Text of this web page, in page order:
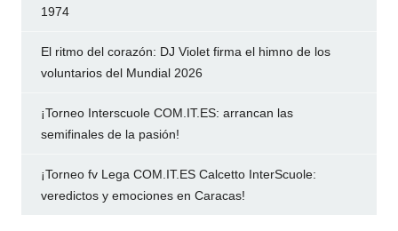
1974
El ritmo del corazón: DJ Violet firma el himno de los
voluntarios del Mundial 2026
¡Torneo Interscuole COM.IT.ES: arrancan las
semifinales de la pasión!
¡Torneo fv Lega COM.IT.ES Calcetto InterScuole:
veredictos y emociones en Caracas!